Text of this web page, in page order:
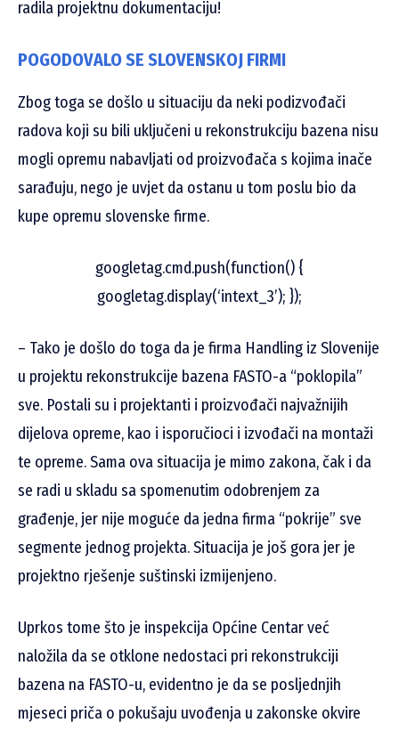
radila projektnu dokumentaciju!
POGODOVALO SE SLOVENSKOJ FIRMI
Zbog toga se došlo u situaciju da neki podizvođači
radova koji su bili uključeni u rekonstrukciju bazena nisu
mogli opremu nabavljati od proizvođača s kojima inače
sarađuju, nego je uvjet da ostanu u tom poslu bio da
kupe opremu slovenske firme.
googletag.cmd.push(function() {
googletag.display(‘intext_3’); });
– Tako je došlo do toga da je firma Handling iz Slovenije
u projektu rekonstrukcije bazena FASTO-a “poklopila”
sve. Postali su i projektanti i proizvođači najvažnijih
dijelova opreme, kao i isporučioci i izvođači na montaži
te opreme. Sama ova situacija je mimo zakona, čak i da
se radi u skladu sa spomenutim odobrenjem za
građenje, jer nije moguće da jedna firma “pokrije” sve
segmente jednog projekta. Situacija je još gora jer je
projektno rješenje suštinski izmijenjeno.
Uprkos tome što je inspekcija Općine Centar već
naložila da se otklone nedostaci pri rekonstrukciji
bazena na FASTO-u, evidentno je da se posljednjih
mjeseci priča o pokušaju uvođenja u zakonske okvire